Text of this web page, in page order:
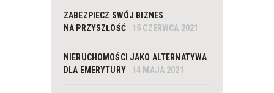
ZABEZPIECZ SWÓJ BIZNES
NA PRZYSZŁOŚĆ
15 CZERWCA 2021
NIERUCHOMOŚCI JAKO ALTERNATYWA
DLA EMERYTURY
14 MAJA 2021